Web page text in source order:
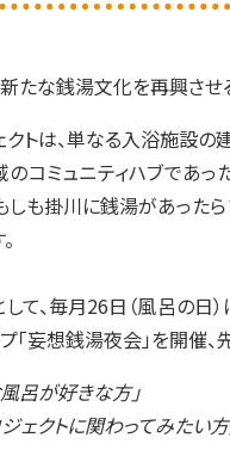
たな銭湯文化を再興させ
トは、単なる入浴施設の
コミュニティハブであっ
しも掛川に銭湯があった
して、毎月26日（風呂の
「妄想銭湯夜会」を開催
呂が好きな方」
ェクトに関わってみたい方